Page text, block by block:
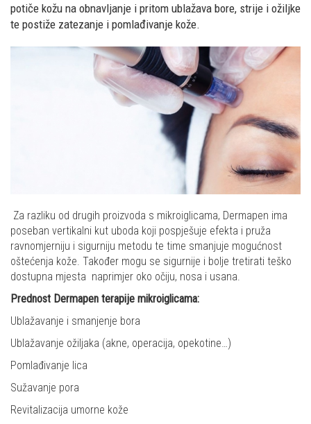
potiče kožu na obnavljanje i pritom ublažava bore, strije i ožiljke
te postiže zatezanje i pomlađivanje kože.
Za razliku od drugih proizvoda s mikroiglicama, Dermapen ima
poseban vertikalni kut uboda koji pospješuje efekta i pruža
ravnomjerniju i sigurniju metodu te time smanjuje mogućnost
oštećenja kože. Također mogu se sigurnije i bolje tretirati teško
dostupna mjesta naprimjer oko očiju, nosa i usana.
Prednost Dermapen terapije mikroiglicama:
Ublažavanje i smanjenje bora
Ublažavanje ožiljaka (akne, operacija, opekotine…)
Pomlađivanje lica
Sužavanje pora
Revitalizacija umorne kože